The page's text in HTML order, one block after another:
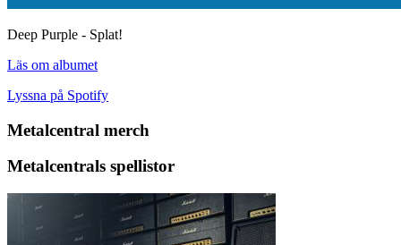
Deep Purple - Splat!
Läs om albumet
Lyssna på Spotify
Metalcentral merch
Metalcentrals spellistor